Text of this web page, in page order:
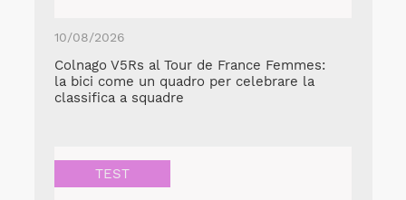
10/08/2026
Colnago V5Rs al Tour de France Femmes:
la bici come un quadro per celebrare la
classifica a squadre
TEST